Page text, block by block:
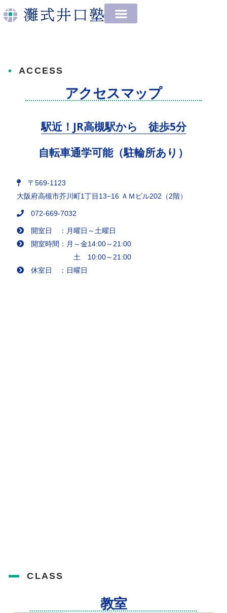
容
ACCESS
アクセスマップ
駅近！JR高槻駅から 徒歩5分
自転車通学可能（駐輪所あり）
〒569-1123
大阪府高槻市芥川町1丁目13−16 ＡＭビル202（2階）
072-669-7032
開室日 ：月曜日～土曜日
開室時間：月～金14:00～21:00
土 10:00～21:00
休室日 ：日曜日
CLASS
教室